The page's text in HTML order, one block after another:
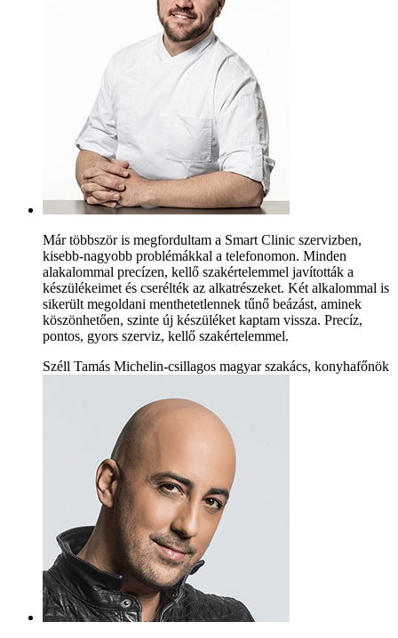
Már többször is megfordultam a Smart Clinic szervizben,
kisebb-nagyobb problémákkal a telefonomon. Minden
alakalommal precízen, kellő szakértelemmel javították a
készülékeimet és cserélték az alkatrészeket. Két alkalommal is
sikerült megoldani menthetetlennek tűnő beázást, aminek
köszönhetően, szinte új készüléket kaptam vissza. Precíz,
pontos, gyors szerviz, kellő szakértelemmel.
Széll Tamás Michelin-csillagos magyar szakács, konyhafőnök